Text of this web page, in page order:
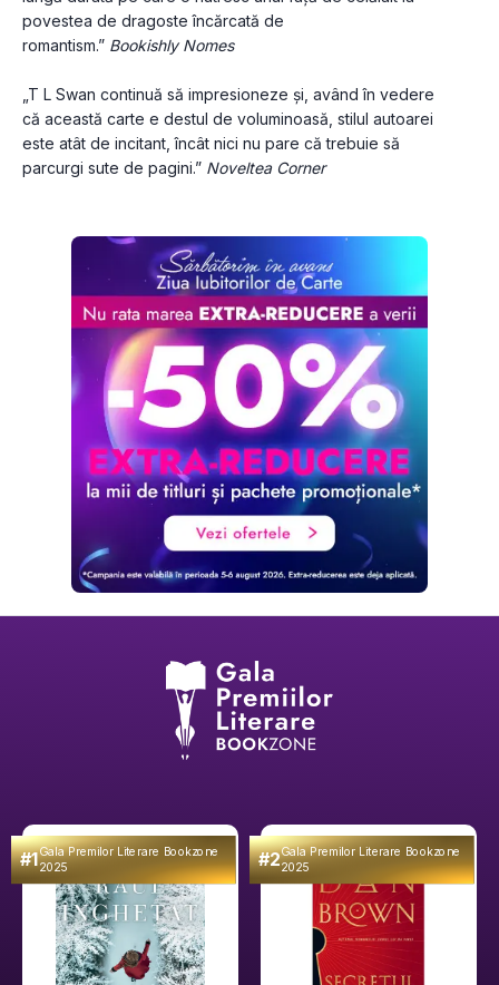
povestea de dragoste încărcată de
romantism.” Bookishly Nomes
„T L Swan continuă să impresioneze și, având în vedere
că această carte e destul de voluminoasă, stilul autoarei
este atât de incitant, încât nici nu pare că trebuie să
parcurgi sute de pagini.” Noveltea Corner
#1Gala Premilor Literare Bookzone
2025
#2Gala Premilor Literare Bookzone
2025